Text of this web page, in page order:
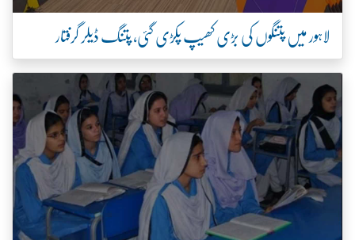
لاہور میں پتنگوں کی بڑی کھیپ پکڑی گئی، پتنگ ڈیلر گرفتار